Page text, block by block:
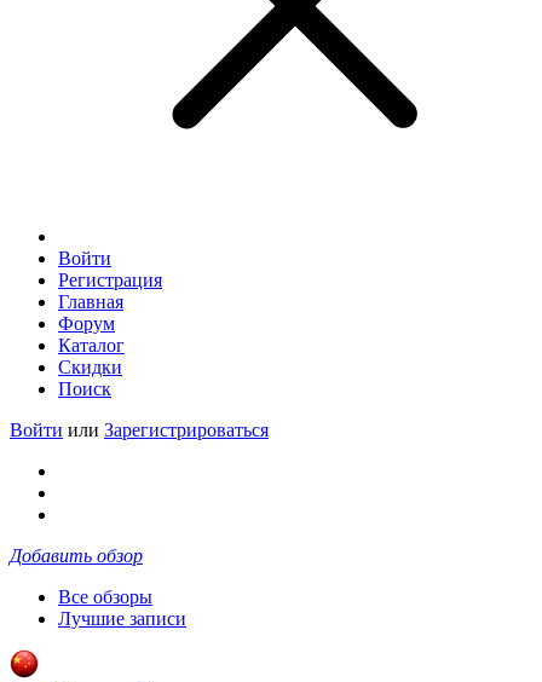
Войти
Регистрация
Главная
Форум
Каталог
Скидки
Поиск
Войти или Зарегистрироваться
Добавить обзор
Все обзоры
Лучшие записи